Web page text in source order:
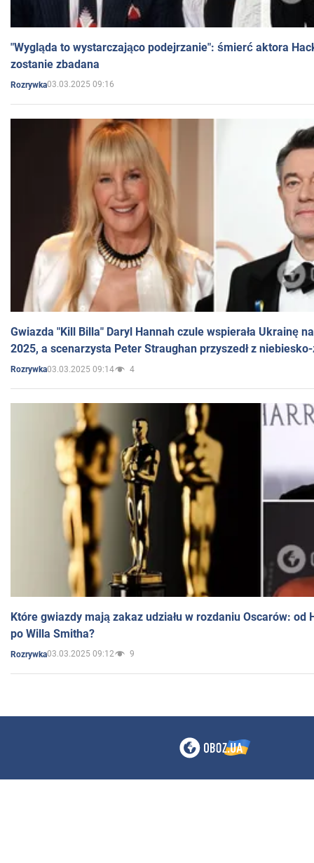
"Wygląda to wystarczająco podejrzanie": śmierć aktora
zostanie zbadana
Rozrywka03.03.2025 09:16
Gwiazda "Kill Billa" Daryl Hannah czule wspierała Ukrainę
2025, a scenarzysta Peter Straughan przyszedł z
Rozrywka03.03.2025 09:14 4
Które gwiazdy mają zakaz udziału w rozdaniu Oscarów: od
po Willa Smitha?
Rozrywka03.03.2025 09:12 9